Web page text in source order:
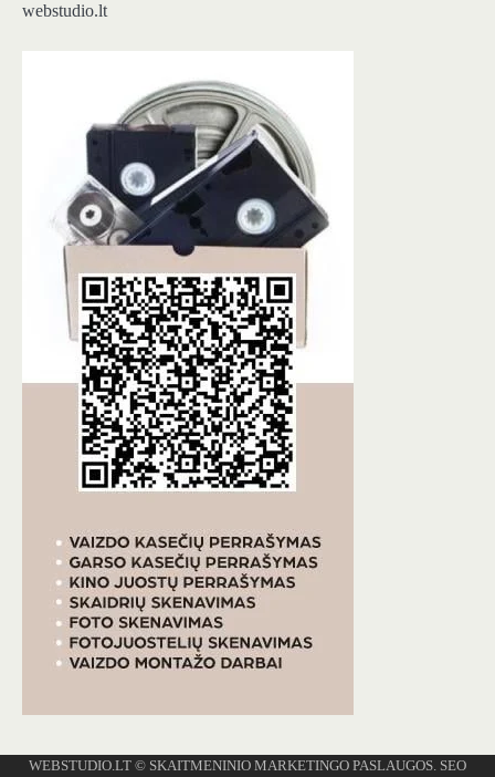
webstudio.lt
WEBSTUDIO.LT © SKAITMENINIO MARKETINGO PASLAUGOS. SEO